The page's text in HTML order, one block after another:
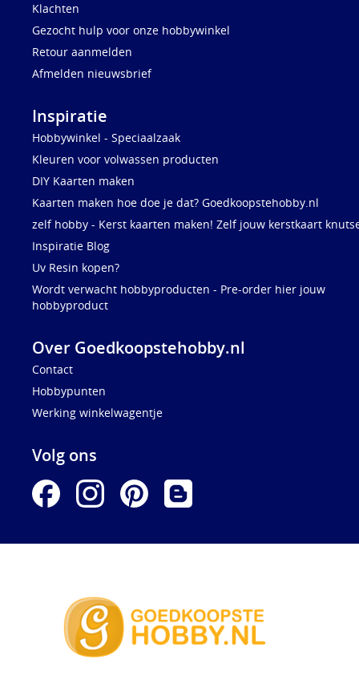
Klachten
Gezocht hulp voor onze hobbywinkel
Retour aanmelden
Afmelden nieuwsbrief
Inspiratie
Hobbywinkel - Speciaalzaak
Kleuren voor volwassen producten
DIY Kaarten maken
Kaarten maken hoe doe je dat? Goedkoopstehobby.nl
zelf hobby - Kerst kaarten maken! Zelf jouw kerstkaart
Inspiratie Blog
Uv Resin kopen?
Wordt verwacht hobbyproducten - Pre-order hier jouw
hobbyproduct
Over Goedkoopstehobby.nl
Contact
Hobbypunten
Werking winkelwagentje
Volg ons